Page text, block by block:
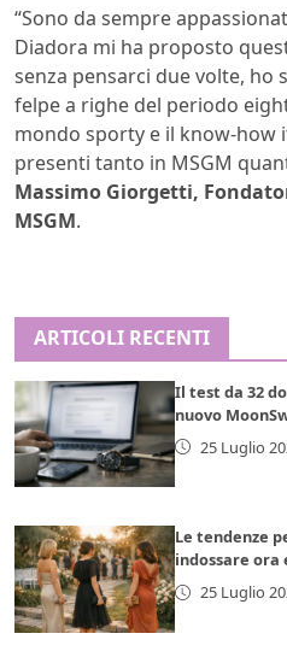
“Sono da sempre
Diadora mi ha proposto
senza pensarci due volte, ho
felpe a righe del periodo
mondo sporty e il know-how
presenti tanto in MSGM
Massimo Giorgetti,
MSGM.
ARTICOLI RECENTI
Il test da 32
nuovo
25 Luglio
Le tendenze
indossare ora
25 Luglio